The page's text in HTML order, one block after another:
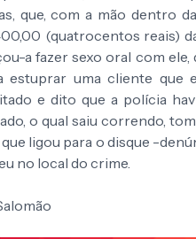
que, com a mão dentro
(quatrocentos reais)
a fazer sexo oral com
estuprar uma cliente que
e dito que a polícia
o qual saiu correndo,
ligou para o disque -
no local do crime.